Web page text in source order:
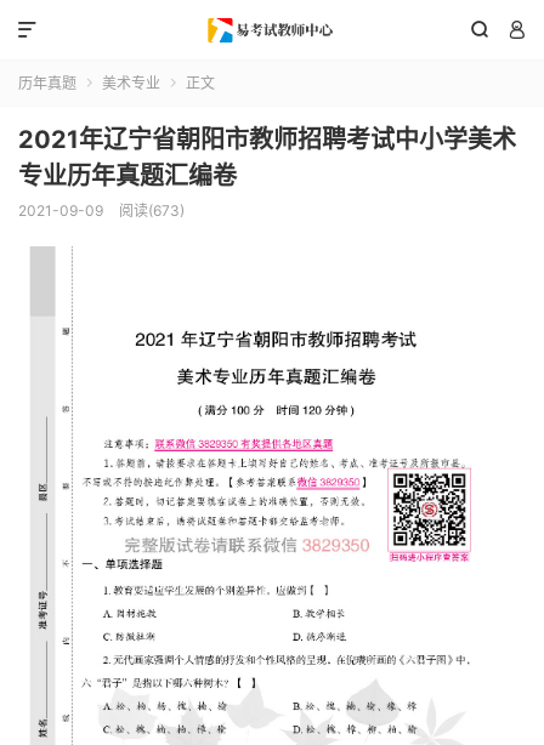
 

历年真题  美术专业  正文
2021年辽宁省朝阳市教师招聘考试中小学美术
专业历年真题汇编卷
2021-09-09 阅读(673)